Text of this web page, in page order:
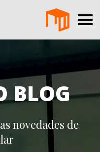
BLOG
novedades de